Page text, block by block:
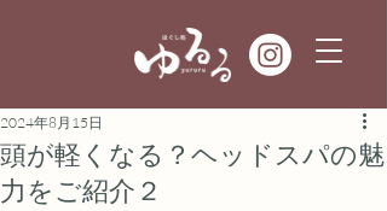
頭が軽くなる？ヘッドスパの魅
力をご紹介２
2024年8月15日